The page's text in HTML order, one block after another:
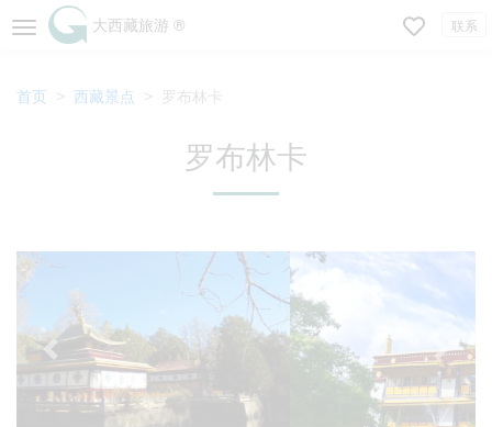
大西藏旅游 ® 联系
首页 西藏景点 罗布林卡
罗布林卡